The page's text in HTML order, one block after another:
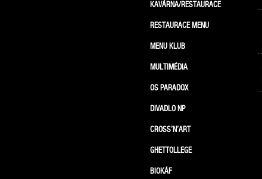
KAVÁRNA/RESTAURACE
RESTAURACE MENU
MENU KLUB
MULTIMÉDIA
OS PARADOX
DIVADLO NP
CROSS’N’ART
GHETTOLLEGE
BIOKÁF